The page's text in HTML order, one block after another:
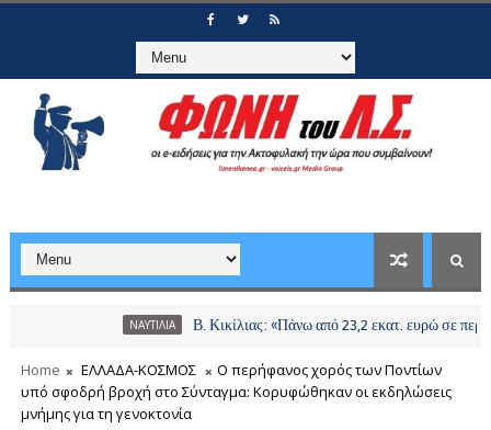
Β. Κικίλιας: «Πάνω από 23,2 εκατ. ευρώ σε περισσότερους από
Home ΕΛΛΑΔΑ-ΚΟΣΜΟΣ
Ο περήφανος χορός των Ποντίων
υπό σφοδρή βροχή στο Σύνταγμα: Κορυφώθηκαν οι εκδηλώσεις
μνήμης για τη γενοκτονία